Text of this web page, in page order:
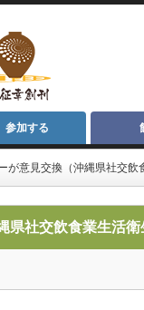
参加する
が意見交換（沖縄県社交飲
社交飲食業生活衛